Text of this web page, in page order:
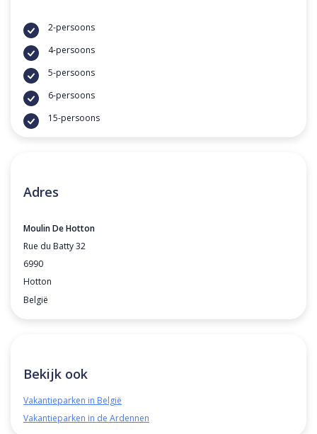
2-persoons
4-persoons
5-persoons
6-persoons
15-persoons
Adres
Moulin De Hotton
Rue du Batty 32
6990
Hotton
België
Bekijk ook
Vakantieparken in België
Vakantieparken in de Ardennen